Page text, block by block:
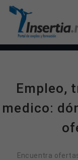
Empleo,
medico:
Encuentra